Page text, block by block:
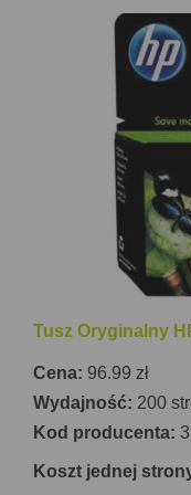
i
Tusz Oryginalny
Cena: 96.99 zł
Wydajność: 200
Kod producenta:
Koszt jednej